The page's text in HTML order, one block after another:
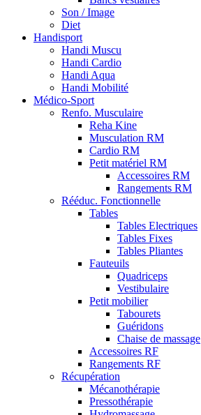
Son / Image
Diet
Handisport
Handi Muscu
Handi Cardio
Handi Aqua
Handi Mobilité
Médico-Sport
Renfo. Musculaire
Reha Kine
Musculation RM
Cardio RM
Petit matériel RM
Accessoires RM
Rangements RM
Rééduc. Fonctionnelle
Tables
Tables Electriques
Tables Fixes
Tables Pliantes
Fauteuils
Quadriceps
Vestibulaire
Petit mobilier
Tabourets
Guéridons
Chaise de massage
Accessoires RF
Rangements RF
Récupération
Mécanothérapie
Pressothérapie